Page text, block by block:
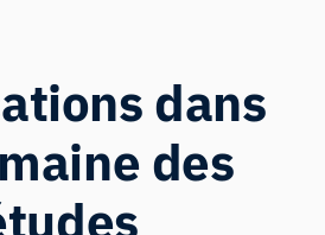
dans
des